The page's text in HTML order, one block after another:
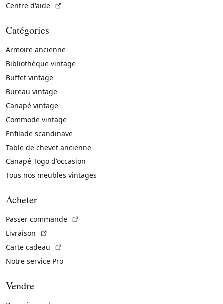
Centre d'aide
Catégories
Armoire ancienne
Bibliothèque vintage
Buffet vintage
Bureau vintage
Canapé vintage
Commode vintage
Enfilade scandinave
Table de chevet ancienne
Canapé Togo d'occasion
Tous nos meubles vintages
Acheter
Passer commande
Livraison
Carte cadeau
Notre service Pro
Vendre